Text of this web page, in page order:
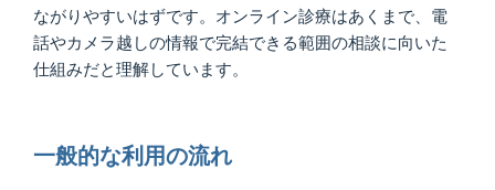
ながりやすいはずです。オンライン診療はあくまで、電
話やカメラ越しの情報で完結できる範囲の相談に向いた
仕組みだと理解しています。
一般的な利用の流れ